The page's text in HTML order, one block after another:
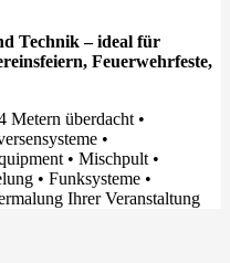
Technik – ideal für
Feuerwehrfeste,
Metern überdacht •
•
• Mischpult •
• Funksysteme •
Ihrer Veranstaltung